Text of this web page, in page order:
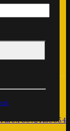
0724139054